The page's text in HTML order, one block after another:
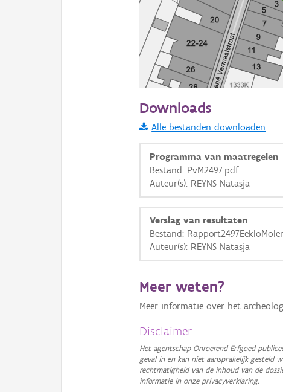
Informatie Vlaanderen
i
+ −
OSM-Basiskaart
GRB-Basiskaart in
Downloads
Alle bestanden downloaden
Programma van maatregelen
Bestand: PvM2497.pdf
Auteur(s): REYNS Natasja
Verslag van resultaten
Bestand:
Auteur(s): REYNS Natasja
Meer weten?
Meer informatie over het
Disclaimer
Het agentschap Onroerend Erfgoed
geval in en kan niet aansprakelijk gesteld
rechtmatigheid van de inhoud van de
informatie in onze privacyverklaring.